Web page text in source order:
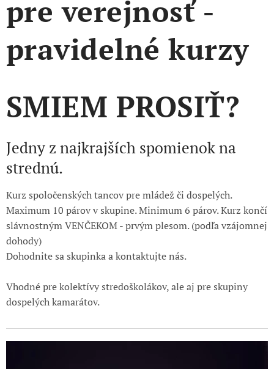
pre verejnosť -
pravidelné kurzy
SMIEM PROSIŤ?
Jedny z najkrajších spomienok na
strednú.
Kurz spoločenských tancov pre mládež či dospelých.
Maximum 10 párov v skupine. Minimum 6 párov. Kurz končí
slávnostným VENČEKOM - prvým plesom. (podľa vzájomnej
dohody)
Dohodnite sa skupinka a kontaktujte nás.
Vhodné pre kolektívy stredoškolákov, ale aj pre skupiny
dospelých kamarátov.